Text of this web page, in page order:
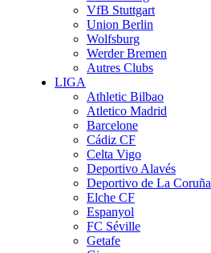
VfB Stuttgart
Union Berlin
Wolfsburg
Werder Bremen
Autres Clubs
LIGA
Athletic Bilbao
Atletico Madrid
Barcelone
Cádiz CF
Celta Vigo
Deportivo Alavés
Deportivo de La Coruña
Elche CF
Espanyol
FC Séville
Getafe